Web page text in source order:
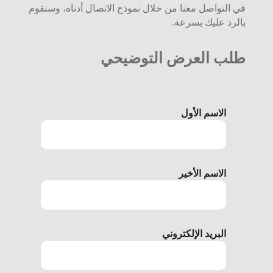
في التواصل معنا من خلال نموذج الاتصال أدناه، وسنقوم
بالرد عليك بسرعة.
طلب العرض التوضيحي
الاسم الأول
الاسم الأخير
البريد الإلكتروني